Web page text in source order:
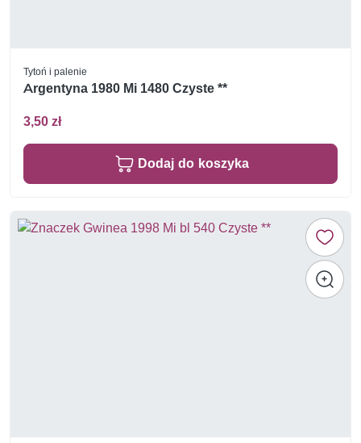
Tytoń i palenie
Argentyna 1980 Mi 1480 Czyste **
3,50 zł
Dodaj do koszyka